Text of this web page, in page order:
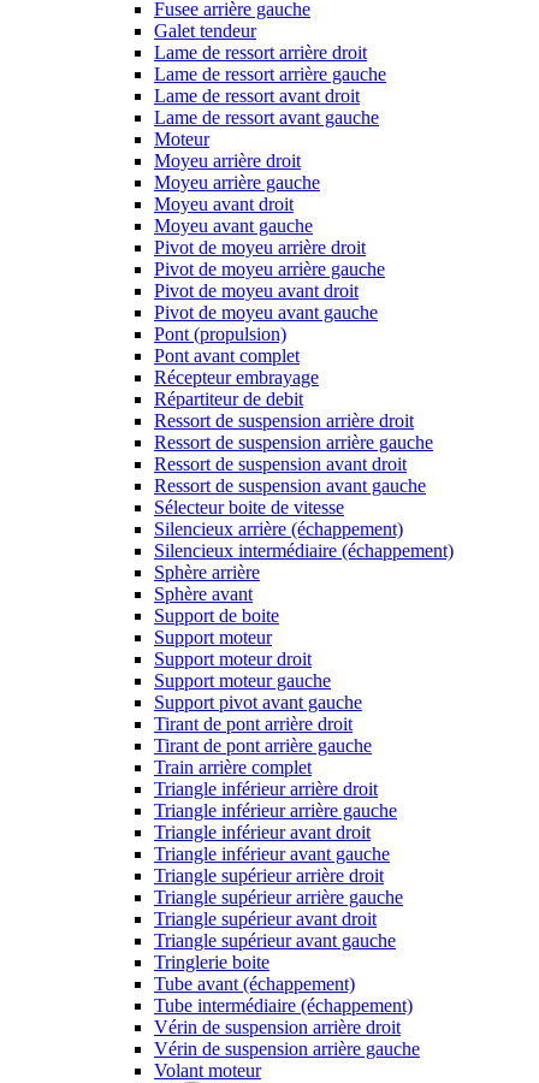
Fusee arrière gauche
Galet tendeur
Lame de ressort arrière droit
Lame de ressort arrière gauche
Lame de ressort avant droit
Lame de ressort avant gauche
Moteur
Moyeu arrière droit
Moyeu arrière gauche
Moyeu avant droit
Moyeu avant gauche
Pivot de moyeu arrière droit
Pivot de moyeu arrière gauche
Pivot de moyeu avant droit
Pivot de moyeu avant gauche
Pont (propulsion)
Pont avant complet
Récepteur embrayage
Répartiteur de debit
Ressort de suspension arrière droit
Ressort de suspension arrière gauche
Ressort de suspension avant droit
Ressort de suspension avant gauche
Sélecteur boite de vitesse
Silencieux arrière (échappement)
Silencieux intermédiaire (échappement)
Sphère arrière
Sphère avant
Support de boite
Support moteur
Support moteur droit
Support moteur gauche
Support pivot avant gauche
Tirant de pont arrière droit
Tirant de pont arrière gauche
Train arrière complet
Triangle inférieur arrière droit
Triangle inférieur arrière gauche
Triangle inférieur avant droit
Triangle inférieur avant gauche
Triangle supérieur arrière droit
Triangle supérieur arrière gauche
Triangle supérieur avant droit
Triangle supérieur avant gauche
Tringlerie boite
Tube avant (échappement)
Tube intermédiaire (échappement)
Vérin de suspension arrière droit
Vérin de suspension arrière gauche
Volant moteur